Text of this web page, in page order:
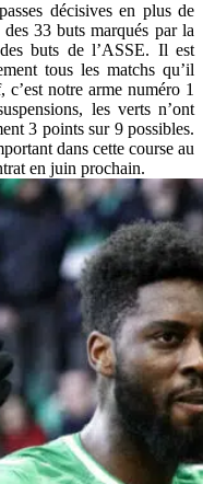
décisives en plus de
33 buts marqués par la
buts de l’ASSE. Il est
tous les matchs qu’il
notre arme numéro 1
les verts n’ont
3 points sur 9 possibles.
dans cette course au
en juin prochain.